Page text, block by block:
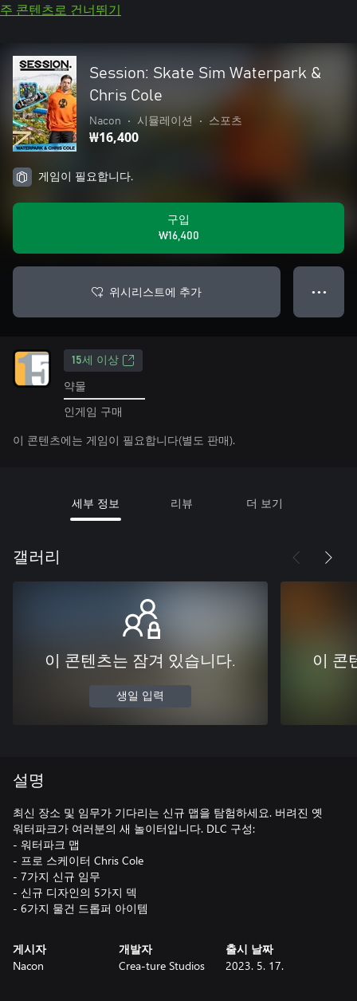
주 콘텐츠로 건너뛰기
Session: Skate Sim Waterpark &
Chris Cole
Nacon • 시뮬레이션 • 스포츠
₩16,400
게임이 필요합니다.
구입
₩16,400
위시리스트에 추가 ● ● ●
15세 이상
약물
인게임 구매
이 콘텐츠에는 게임이 필요합니다(별도 판매).
세부 정보 리뷰 더 보기
갤러리
이 콘텐츠는 잠겨 있습니다.
생일 입력
이 콘
설명
최신 장소 및 임무가 기다리는 신규 맵을 탐험하세요. 버려진 옛
워터파크가 여러분의 새 놀이터입니다. DLC 구성:
- 워터파크 맵
- 프로 스케이터 Chris Cole
- 7가지 신규 임무
- 신규 디자인의 5가지 덱
- 6가지 물건 드롭퍼 아이템
게시자
Nacon
개발자
Crea-ture Studios
출시 날짜
2023. 5. 17.